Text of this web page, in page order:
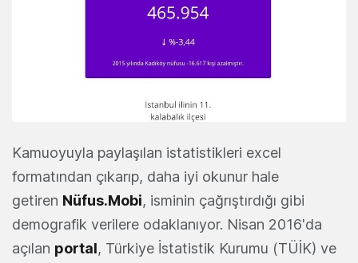
Kamuoyuyla paylaşılan istatistikleri excel
formatından çıkarıp, daha iyi okunur hale
getiren Nüfus.Mobi, isminin çağrıştırdığı gibi
demografik verilere odaklanıyor. Nisan 2016'da
açılan portal, Türkiye İstatistik Kurumu (TÜİK) ve